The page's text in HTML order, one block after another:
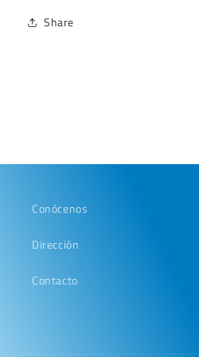
Share
Conócenos
Dirección
Contacto